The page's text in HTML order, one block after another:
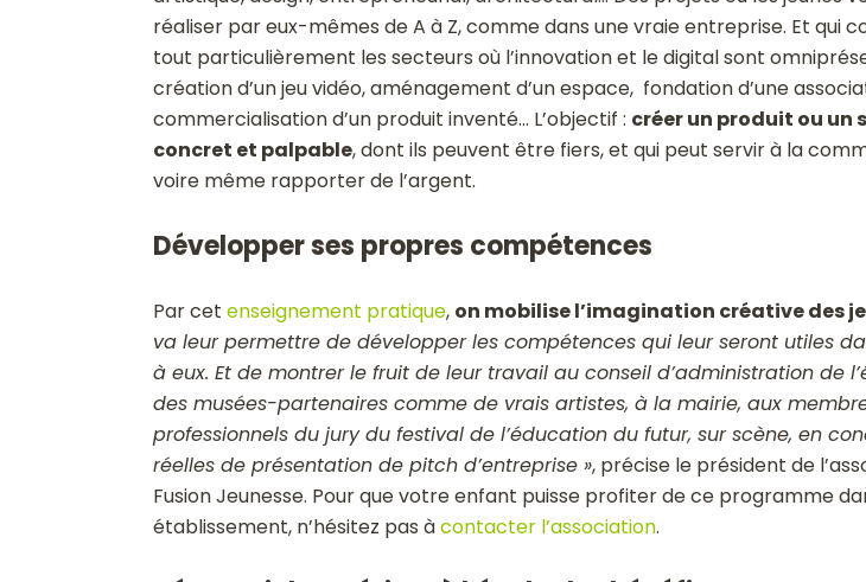
réaliser par eux-mêmes de A à Z, comme dans une vraie entreprise. Et qui
tout particulièrement les secteurs où l’innovation et le digital sont
création d’un jeu vidéo, aménagement d’un espace, fondation d’une
commercialisation d’un produit inventé… L’objectif : créer un produit ou un
concret et palpable, dont ils peuvent être fiers, et qui peut servir à la
voire même rapporter de l’argent.
Développer ses propres compétences
Par cet enseignement pratique, on mobilise l’imagination créative des
va leur permettre de développer les compétences qui leur seront utiles
à eux. Et de montrer le fruit de leur travail au conseil d’administration de
des musées-partenaires comme de vrais artistes, à la mairie, aux
professionnels du jury dufestival de l’éducation du futur, sur scène, en
réelles de présentation de pitch d’entreprise », précise le président de
Fusion Jeunesse. Pour que votre enfant puisse profiter de ce programme
établissement, n’hésitez pas àcontacter l’association.